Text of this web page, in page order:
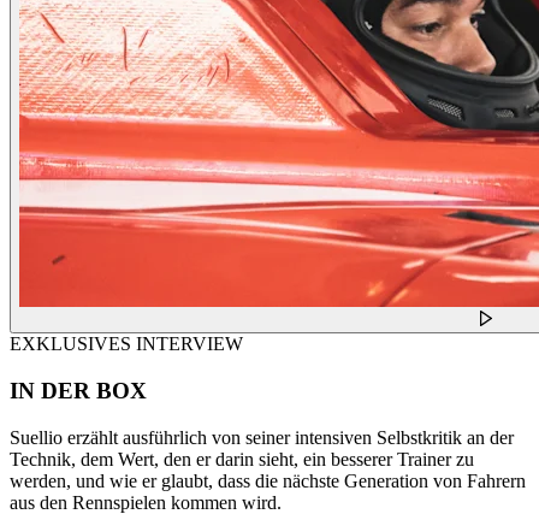
EXKLUSIVES INTERVIEW
IN DER BOX
Suellio erzählt ausführlich von seiner intensiven Selbstkritik an der
Technik, dem Wert, den er darin sieht, ein besserer Trainer zu
werden, und wie er glaubt, dass die nächste Generation von Fahrern
aus den Rennspielen kommen wird.